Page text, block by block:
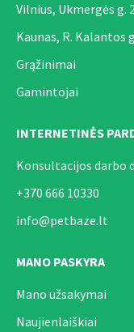
Vilnius, Ukmergės g.
Kaunas, R. Kalantos
Grąžinimai
Gamintojai
INTERNETINĖS
Konsultacijos darbo
+370 666 10330
info@petbaze.lt
MANO PASKYRA
Mano užsakymai
Naujienlaiškiai